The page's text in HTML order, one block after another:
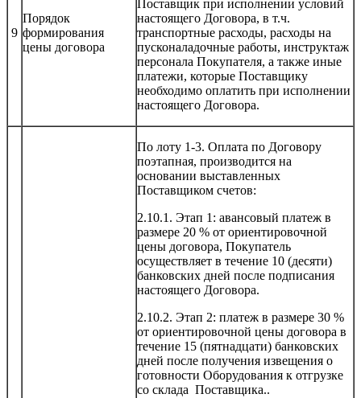
9
Порядок
формирования
цены договора
Поставщик при исполнении условий
настоящего Договора, в т.ч.
транспортные расходы, расходы на
пусконаладочные работы, инструктаж
персонала Покупателя, а также иные
платежи, которые Поставщику
необходимо оплатить при исполнении
настоящего Договора.
По лоту 1-3. Оплата по Договору
поэтапная, производится на
основании выставленных
Поставщиком счетов:
2.10.1. Этап 1: авансовый платеж в
размере 20 % от ориентировочной
цены договора, Покупатель
осуществляет в течение 10 (десяти)
банковских дней после подписания
настоящего Договора.
2.10.2. Этап 2: платеж в размере 30 %
от ориентировочной цены договора в
течение 15 (пятнадцати) банковских
дней после получения извещения о
готовности Оборудования к отгрузке
со склада Поставщика..